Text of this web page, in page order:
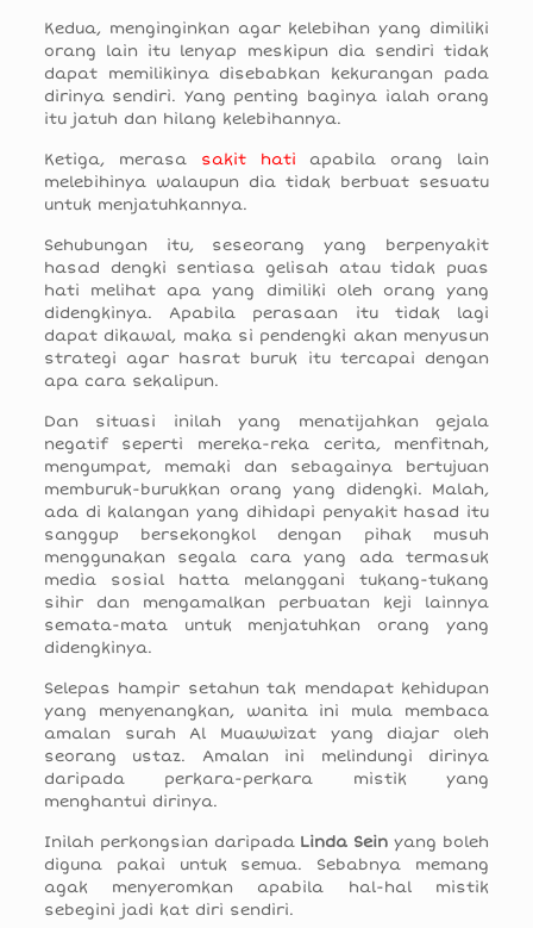
Kedua, menginginkan agar kelebihan yang dimiliki
orang lain itu lenyap meskipun dia sendiri tidak
dapat memilikinya disebabkan kekurangan pada
dirinya sendiri. Yang penting baginya ialah orang
itu jatuh dan hilang kelebihannya.
Ketiga, merasa sakit hati apabila orang lain
melebihinya walaupun dia tidak berbuat sesuatu
untuk menjatuhkannya.
Sehubungan itu, seseorang yang berpenyakit
hasad dengki sentiasa gelisah atau tidak puas
hati melihat apa yang dimiliki oleh orang yang
didengkinya. Apabila perasaan itu tidak lagi
dapat dikawal, maka si pendengki akan menyusun
strategi agar hasrat buruk itu tercapai dengan
apa cara sekalipun.
Dan situasi inilah yang menatijahkan gejala
negatif seperti mereka-reka cerita, menfitnah,
mengumpat, memaki dan sebagainya bertujuan
memburuk-burukkan orang yang didengki. Malah,
ada di kalangan yang dihidapi penyakit hasad itu
sanggup bersekongkol dengan pihak musuh
menggunakan segala cara yang ada termasuk
media sosial hatta melanggani tukang-tukang
sihir dan mengamalkan perbuatan keji lainnya
semata-mata untuk menjatuhkan orang yang
didengkinya.
Selepas hampir setahun tak mendapat kehidupan
yang menyenangkan, wanita ini mula membaca
amalan surah Al Muawwizat yang diajar oleh
seorang ustaz. Amalan ini melindungi dirinya
daripada perkara-perkara mistik yang
menghantui dirinya.
Inilah perkongsian daripada Linda Sein yang boleh
diguna pakai untuk semua. Sebabnya memang
agak menyeromkan apabila hal-hal mistik
sebegini jadi kat diri sendiri.